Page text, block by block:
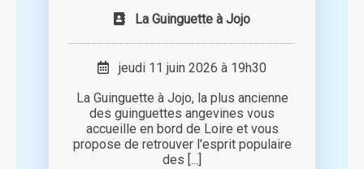
La Guinguette à Jojo
jeudi 11 juin 2026 à 19h30
La Guinguette à Jojo, la plus ancienne
des guinguettes angevines vous
accueille en bord de Loire et vous
propose de retrouver l'esprit populaire
des [...]